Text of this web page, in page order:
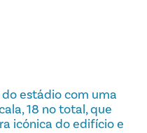
estádio com uma
18 no total, que
icónica do edifício e